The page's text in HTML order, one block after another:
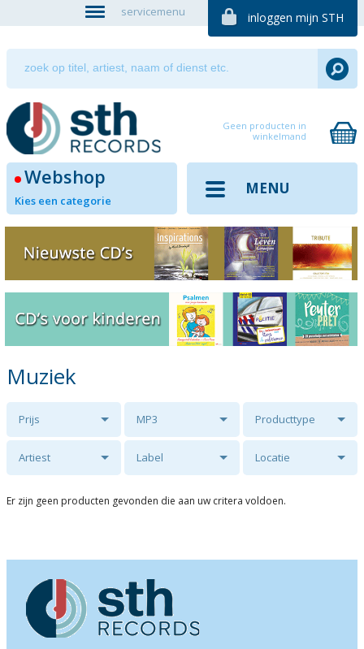
servicemenu inloggen mijn STH
Geen producten in
winkelmand
Webshop
Kies een categorie
MENU
Muziek
Prijs MP3 Producttype
Artiest Label Locatie
Er zijn geen producten gevonden die aan uw critera voldoen.